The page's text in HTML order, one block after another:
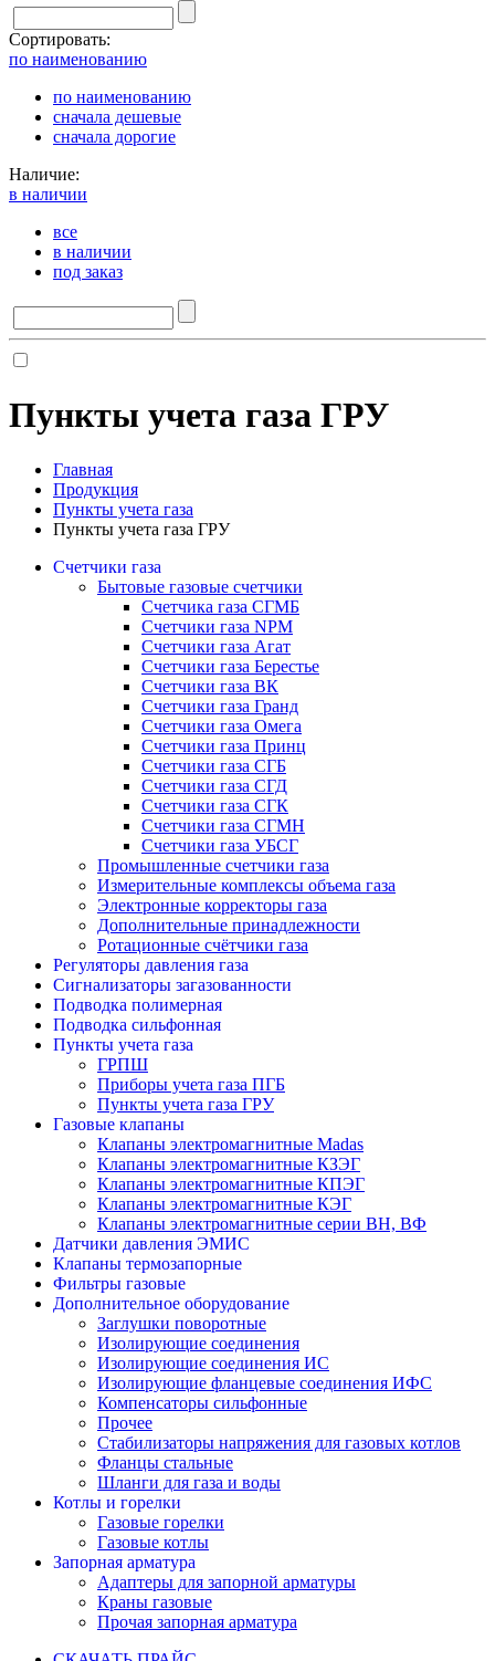
Сортировать:
по наименованию
по наименованию
сначала дешевые
сначала дорогие
Наличие:
в наличии
все
в наличии
под заказ
Пункты учета газа ГРУ
Главная
Продукция
Пункты учета газа
Пункты учета газа ГРУ
Счетчики газа
Бытовые газовые счетчики
Счетчика газа СГМБ
Счетчики газа NPM
Счетчики газа Агат
Счетчики газа Берестье
Счетчики газа ВК
Счетчики газа Гранд
Счетчики газа Омега
Счетчики газа Принц
Счетчики газа СГБ
Счетчики газа СГД
Счетчики газа СГК
Счетчики газа СГМН
Счетчики газа УБСГ
Промышленные счетчики газа
Измерительные комплексы объема газа
Электронные корректоры газа
Дополнительные принадлежности
Ротационные счётчики газа
Регуляторы давления газа
Сигнализаторы загазованности
Подводка полимерная
Подводка сильфонная
Пункты учета газа
ГРПШ
Приборы учета газа ПГБ
Пункты учета газа ГРУ
Газовые клапаны
Клапаны электромагнитные Madas
Клапаны электромагнитные КЗЭГ
Клапаны электромагнитные КПЭГ
Клапаны электромагнитные КЭГ
Клапаны электромагнитные серии ВН, ВФ
Датчики давления ЭМИС
Клапаны термозапорные
Фильтры газовые
Дополнительное оборудование
Заглушки поворотные
Изолирующие соединения
Изолирующие соединения ИС
Изолирующие фланцевые соединения ИФС
Компенсаторы сильфонные
Прочее
Стабилизаторы напряжения для газовых котлов
Фланцы стальные
Шланги для газа и воды
Котлы и горелки
Газовые горелки
Газовые котлы
Запорная арматура
Адаптеры для запорной арматуры
Краны газовые
Прочая запорная арматура